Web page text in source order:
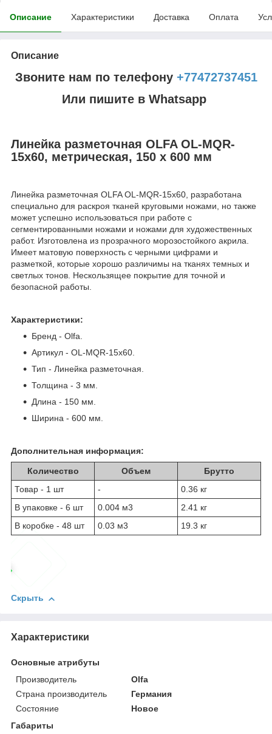
Описание Характеристики Доставка Оплата
Описание
Звоните нам по телефону +77472737451
Или пишите в Whatsapp
Линейка разметочная OLFA OL-MQR-
15x60, метрическая, 150 х 600 мм
Линейка разметочная OLFA OL-MQR-15x60, разработана
специально для раскроя тканей круговыми ножами, но также
может успешно использоваться при работе с
сегментированными ножами и ножами для художественных
работ. Изготовлена из прозрачного морозостойкого акрила.
Имеет матовую поверхность с черными цифрами и
разметкой, которые хорошо различимы на тканях темных и
светлых тонов. Нескользящее покрытие для точной и
безопасной работы.
Характеристики:
Бренд - Olfa.
Артикул - OL-MQR-15x60.
Тип - Линейка разметочная.
Толщина - 3 мм.
Длина - 150 мм.
Ширина - 600 мм.
Дополнительная информация:
Количество Объем
Брутто
Товар - 1 шт
-
0.36 кг
В упаковке - 6 шт
0.004 м3
2.41 кг
В коробке - 48 шт
0.03 м3 19.3 кг
Скрыть
Характеристики
Основные атрибуты
Производитель
Olfa
Страна производитель
Германия
Состояние
Новое
Габариты